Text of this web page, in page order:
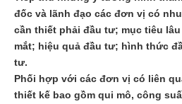
đốc và lãnh đạo các đơn vị có
cần thiết phải đầu tư; mục tiêu
mắt; hiệu quả đầu tư; hình thức
tư.
Phối hợp với các đơn vị có liên
thiết kế bao gồm qui mô, công